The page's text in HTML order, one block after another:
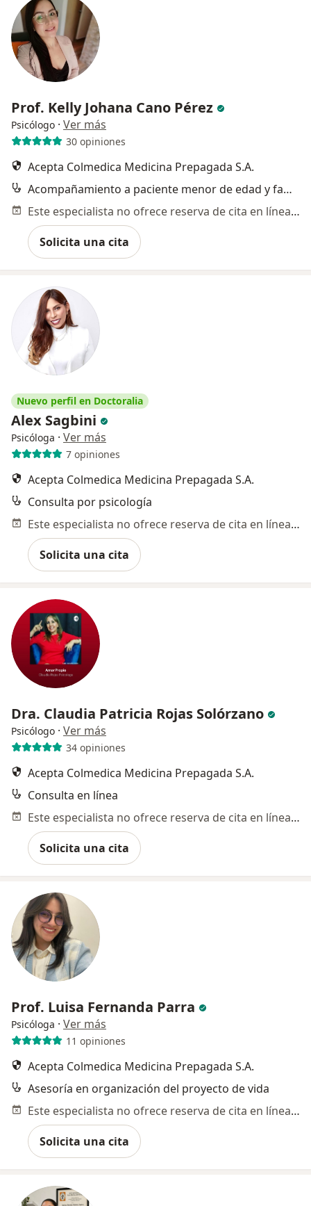
Prof. Kelly Johana Cano Pérez
Psicólogo · Ver más
30 opiniones
Acepta Colmedica Medicina Prepagada S.A.
Acompañamiento a paciente menor de edad y familia con incongruencia de género
Este especialista no ofrece reserva de cita en línea en esta dirección.
Solicita una cita
Nuevo perfil en Doctoralia
Alex Sagbini
Psicóloga · Ver más
7 opiniones
Acepta Colmedica Medicina Prepagada S.A.
Consulta por psicología
Este especialista no ofrece reserva de cita en línea en esta dirección.
Solicita una cita
Dra. Claudia Patricia Rojas Solórzano
Psicólogo · Ver más
34 opiniones
Acepta Colmedica Medicina Prepagada S.A.
Consulta en línea
Este especialista no ofrece reserva de cita en línea en esta dirección.
Solicita una cita
Prof. Luisa Fernanda Parra
Psicóloga · Ver más
11 opiniones
Acepta Colmedica Medicina Prepagada S.A.
Asesoría en organización del proyecto de vida
Este especialista no ofrece reserva de cita en línea en esta dirección.
Solicita una cita